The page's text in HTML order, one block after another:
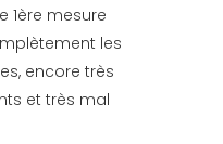
1ère mesure
les
encore très
et très mal